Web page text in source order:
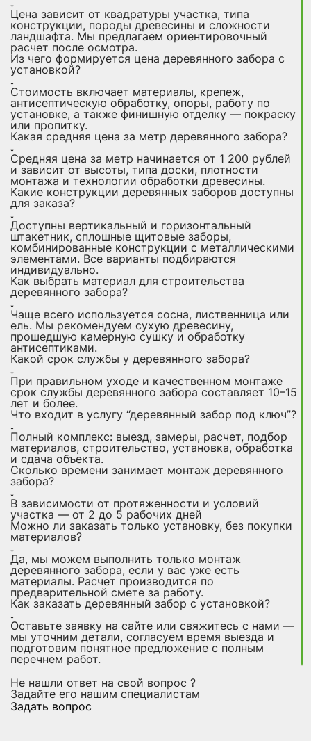
Цена зависит от квадратуры участка, типа
конструкции, породы древесины и сложности
ландшафта. Мы предлагаем ориентировочный
расчет после осмотра.
Из чего формируется цена деревянного забора с
установкой?
Стоимость включает материалы, крепеж,
антисептическую обработку, опоры, работу по
установке, а также финишную отделку — покраску
или пропитку.
Какая средняя цена за метр деревянного забора?
Средняя цена за метр начинается от 1 200 рублей
и зависит от высоты, типа доски, плотности
монтажа и технологии обработки древесины.
Какие конструкции деревянных заборов доступны
для заказа?
Доступны вертикальный и горизонтальный
штакетник, сплошные щитовые заборы,
комбинированные конструкции с металлическими
элементами. Все варианты подбираются
индивидуально.
Как выбрать материал для строительства
деревянного забора?
Чаще всего используется сосна, лиственница или
ель. Мы рекомендуем сухую древесину,
прошедшую камерную сушку и обработку
антисептиками.
Какой срок службы у деревянного забора?
При правильном уходе и качественном монтаже
срок службы деревянного забора составляет 10–15
лет и более.
Что входит в услугу “деревянный забор под ключ”?
Полный комплекс: выезд, замеры, расчет, подбор
материалов, строительство, установка, обработка
и сдача объекта.
Сколько времени занимает монтаж деревянного
забора?
В зависимости от протяженности и условий
участка — от 2 до 5 рабочих дней
Можно ли заказать только установку, без покупки
материалов?
Да, мы можем выполнить только монтаж
деревянного забора, если у вас уже есть
материалы. Расчет производится по
предварительной смете за работу.
Как заказать деревянный забор с установкой?
Оставьте заявку на сайте или свяжитесь с нами —
мы уточним детали, согласуем время выезда и
подготовим понятное предложение с полным
перечнем работ.
Не нашли ответ на свой вопрос ?
Задайте его нашим специалистам
Задать вопрос